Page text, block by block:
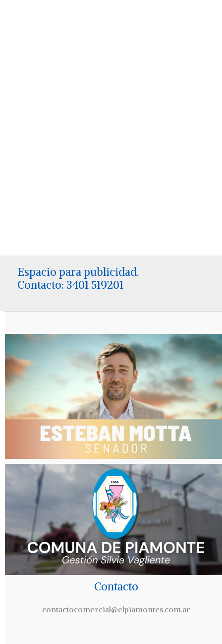
Espacio para publicidad.
Contacto: 3401 519201
Contacto
contactocomercial@elpiamontes.com.ar